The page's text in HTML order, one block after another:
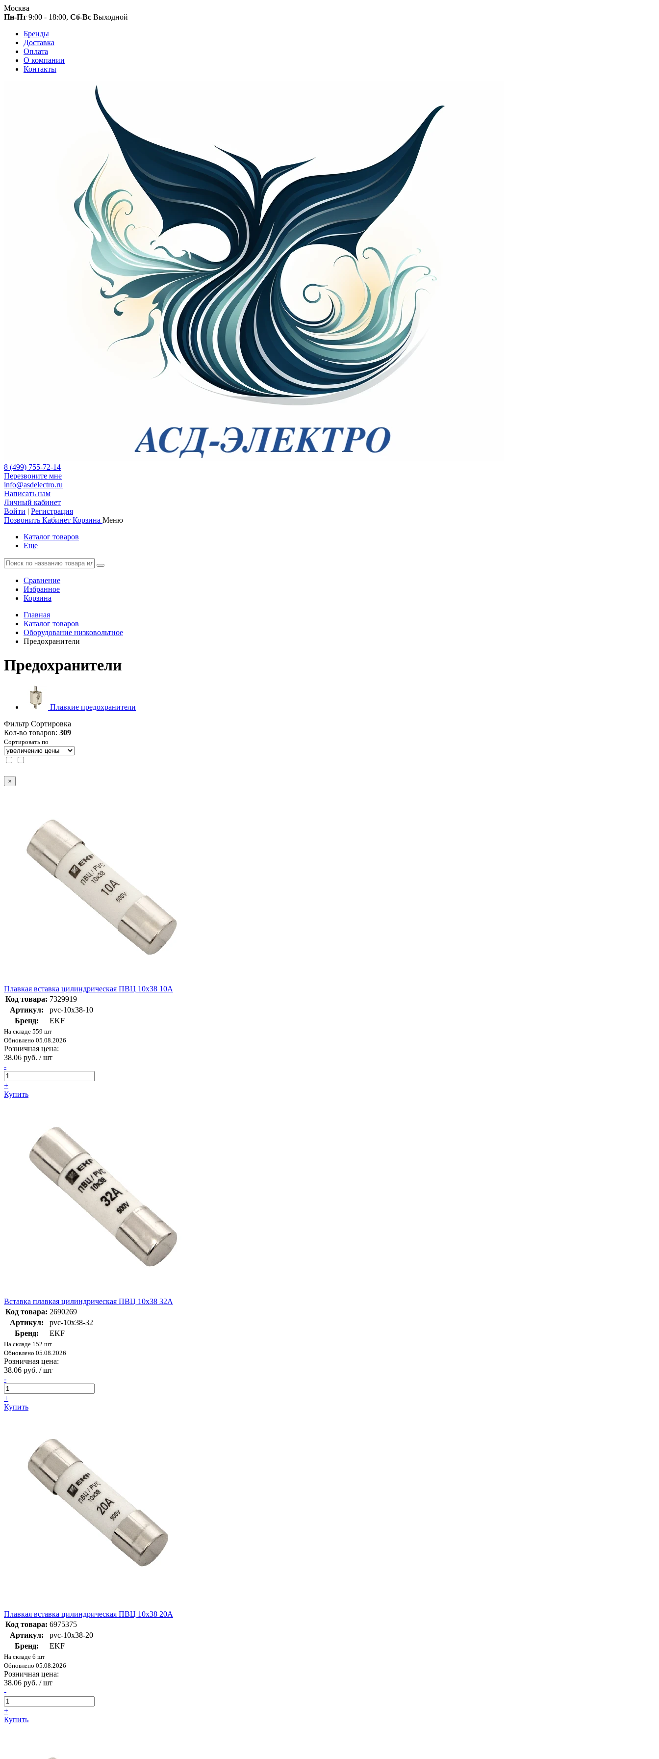
Москва
Пн-Пт 9:00 - 18:00, Сб-Вс Выходной
Бренды
Доставка
Оплата
О компании
Контакты
8 (499) 755-72-14
Перезвоните мне
info@asdelectro.ru
Написать нам
Личный кабинет
Войти | Регистрация
Позвонить Кабинет Корзина Меню
Каталог товаров
Еще
Сравнение
Избранное
Корзина
Главная
Каталог товаров
Оборудование низковольтное
Предохранители
Предохранители
Плавкие предохранители
Фильтр Сортировка
Кол-во товаров: 309
Сортировать по
×
Плавкая вставка цилиндрическая ПВЦ 10х38 10А
Код товара: 7329919
Артикул:
pvc-10x38-10
Бренд:
EKF
На складе 559 шт
Обновлено 05.08.2026
Розничная цена:
38.06 руб. / шт
-
+
Купить
Вставка плавкая цилиндрическая ПВЦ 10х38 32А
Код товара: 2690269
Артикул:
pvc-10x38-32
Бренд:
EKF
На складе 152 шт
Обновлено 05.08.2026
Розничная цена:
38.06 руб. / шт
-
+
Купить
Плавкая вставка цилиндрическая ПВЦ 10х38 20А
Код товара: 6975375
Артикул:
pvc-10x38-20
Бренд:
EKF
На складе 6 шт
Обновлено 05.08.2026
Розничная цена:
38.06 руб. / шт
-
+
Купить